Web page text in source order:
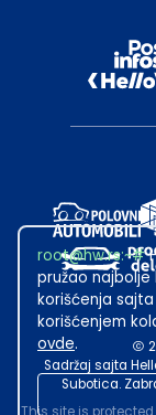
Sadržaj sajta
Subotica.
root@hw.rs:~#
pružao najbolje
korišćenja
korišćenjem
ovde.